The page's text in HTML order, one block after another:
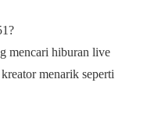
mencari hiburan live
menarik seperti